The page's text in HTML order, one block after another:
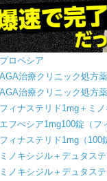
プロペシア
AGA治療クリニック処方
AGA治療クリニック処方
フィナステリド1mg＋ミ
エフぺシア1mg100錠（フ
フィナステリド1mg（100
ミノキシジル＋デュタステ
ミノキシジル＋デュタステ